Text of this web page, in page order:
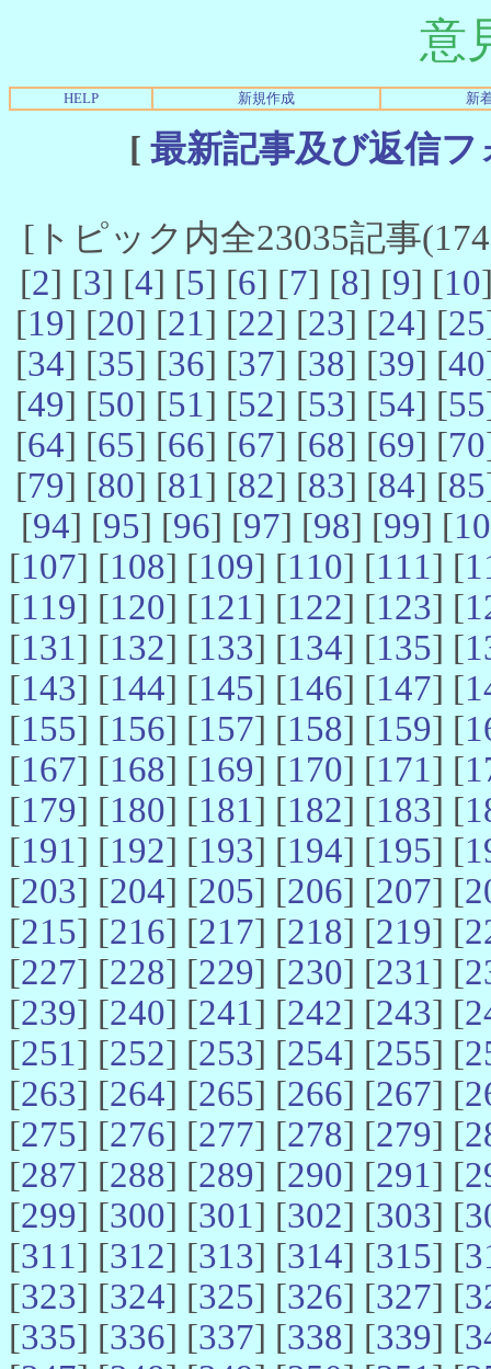
意
HELP 新規作成 新
[ 最新記事及び返信
[トピック内全23035記事
[2] [3] [4] [5] [6] [7] [8] [9] [10
[19] [20] [21] [22] [23] [24] [25
[34] [35] [36] [37] [38] [39] [40
[49] [50] [51] [52] [53] [54] [55
[64] [65] [66] [67] [68] [69] [70
[79] [80] [81] [82] [83] [84] [85
[94] [95] [96] [97] [98] [99] [
[107] [108] [109] [110] [111] [
[119] [120] [121] [122] [123] [
[131] [132] [133] [134] [135] [
[143] [144] [145] [146] [147] [
[155] [156] [157] [158] [159] [
[167] [168] [169] [170] [171] [
[179] [180] [181] [182] [183] [
[191] [192] [193] [194] [195] [
[203] [204] [205] [206] [207] [
[215] [216] [217] [218] [219] [
[227] [228] [229] [230] [231] [
[239] [240] [241] [242] [243] [
[251] [252] [253] [254] [255] [
[263] [264] [265] [266] [267] [
[275] [276] [277] [278] [279] [
[287] [288] [289] [290] [291] [
[299] [300] [301] [302] [303] [
[311] [312] [313] [314] [315] [
[323] [324] [325] [326] [327] [
[335] [336] [337] [338] [339] [